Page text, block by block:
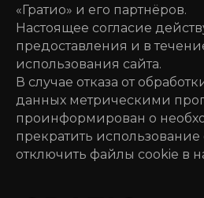
«Гратио» и его партнёров.
Настоящее согласие
предоставления и в
использования сайта.
В случае отказа от
данных метрическими
проинформирован о
прекратить использование
отключить файлы cookie в